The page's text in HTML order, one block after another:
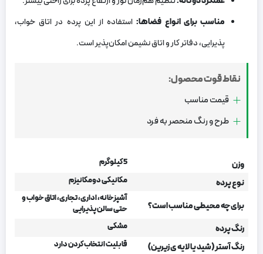
مناسب برای انواع فضاها:استفاده از این پرده در اتاق خواب،
پذیرایی، دفاتر کار و اتاق نشیمن امکان‌پذیر است.
نقاط قوت محصول:
قیمت مناسب
طرح و رنگ منحصر به فرد
وزن 5 کیلوگرم
نوع پرده مکانیکی دومکانیزم
برای چه محیطی مناسب است؟
آشپزخانه، اداری، تجاری، اتاق خواب و
حتی سالن پذیرایی
رنگ پرده مشکی
رنگ آستر (شید یا لایه ی زیرین) قابلیت انتخاب کردن دارد